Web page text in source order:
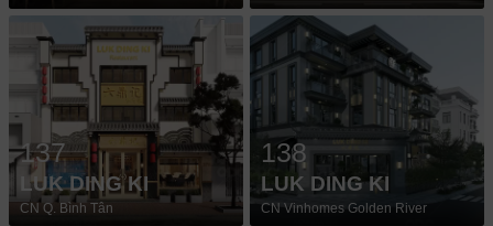
137
LUK DING KI
CN Q. Bình Tân
138
LUK DING KI
CN Vinhomes Golden River